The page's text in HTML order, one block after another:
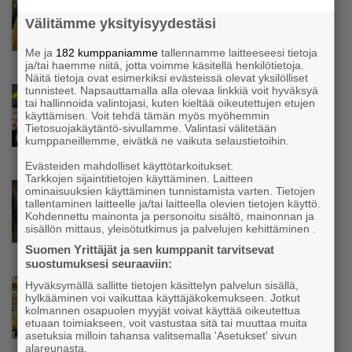
Siivousyrittäjän työntekijä joutuu
matkustamaan yli 300 kilometriä
suorittaakseen ajokortin – ”Ei aja syrjäseudun
etua”
Uutinen
Isät opettelevat kampauksia oluen äärellä –
Voimamiehen lettivideot poikivat yrittäjälle
satoja yhteydenottoja
Uutinen
Koneyrittäjät: Lainsäädännössä ”villisian
mentävä porsaanreikä” – ”Rajoitusten
vahingot eivät voi jäädä vain yksittäisen
yrittäjän harteille”
Uutinen
Yrittäjien Mikael Pentikäiseltä YEL-varoitus
hallitukselle: ”Voi tulla ikävä yllätys”
Välitämme yksityisyydestäsi
Me ja 182 kumppaniamme tallennamme laitteeseesi tietoja
ja/tai haemme niitä, jotta voimme käsitellä henkilötietoja.
Näitä tietoja ovat esimerkiksi evästeissä olevat yksilölliset
tunnisteet. Napsauttamalla alla olevaa linkkiä voit hyväksyä
tai hallinnoida valintojasi, kuten kieltää oikeutettujen etujen
käyttämisen. Voit tehdä tämän myös myöhemmin
Tietosuojakäytäntö-sivullamme. Valintasi välitetään
kumppaneillemme, eivätkä ne vaikuta selaustietoihin.
Evästeiden mahdolliset käyttötarkoitukset:
Tarkkojen sijaintitietojen käyttäminen. Laitteen
ominaisuuksien käyttäminen tunnistamista varten. Tietojen
tallentaminen laitteelle ja/tai laitteella olevien tietojen käyttö.
Kohdennettu mainonta ja personoitu sisältö, mainonnan ja
sisällön mittaus, yleisötutkimus ja palvelujen kehittäminen .
Suomen Yrittäjät ja sen kumppanit tarvitsevat
suostumuksesi seuraaviin:
Hyväksymällä sallitte tietojen käsittelyn palvelun sisällä,
hylkääminen voi vaikuttaa käyttäjäkokemukseen. Jotkut
kolmannen osapuolen myyjät voivat käyttää oikeutettua
etuaan toimiakseen, voit vastustaa sitä tai muuttaa muita
asetuksia milloin tahansa valitsemalla 'Asetukset' sivun
alareunasta.